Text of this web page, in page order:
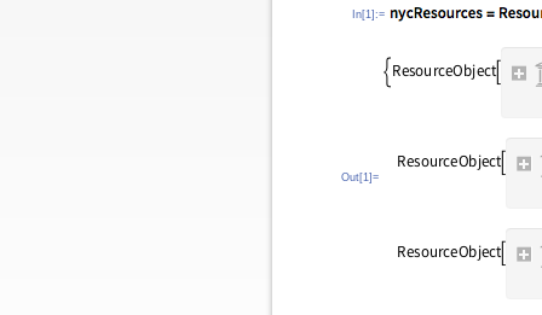
In[1]:=
Out[1]=